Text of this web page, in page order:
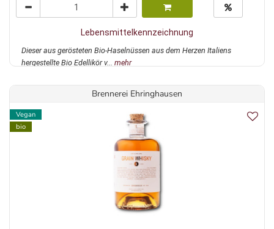
Lebensmittelkennzeichnung
Dieser aus gerösteten Bio-Haselnüssen aus dem Herzen Italiens
hergestellte Bio Edellikör v... mehr
Brennerei Ehringhausen
Vegan
bio